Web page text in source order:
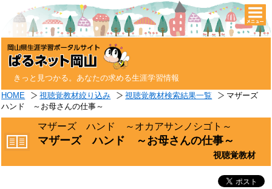
きっと見つかる。あなたの求める生涯学習情報
HOME 視聴覚教材絞り込み 視聴覚教材検索結果一覧
マザーズ
ハンド ～お母さんの仕事～
マザーズ ハンド ～オカアサンノシゴト～
マザーズ ハンド ～お母さんの仕事～
視聴覚教材